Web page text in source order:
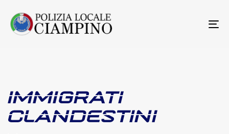
IMMIGRATI
CLANDESTINI